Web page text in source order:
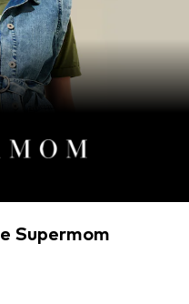
Supermom